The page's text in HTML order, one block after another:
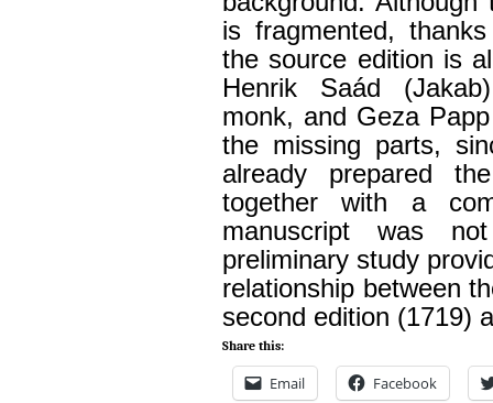
is fragmented,
the source edition is
Henrik Saád
monk, and Geza
the missing parts,
already prepared
together with a
manuscript was
preliminary study
relationship between
second edition (1719)
Share this:
Email Facebook